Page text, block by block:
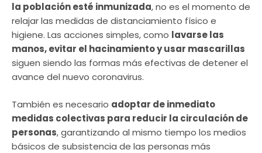
la población esté inmunizada, no es el momento de
relajar las medidas de distanciamiento físico e
higiene. Las acciones simples, como lavarse las
manos, evitar el hacinamiento y usar mascarillas
siguen siendo las formas más efectivas de detener el
avance del nuevo coronavirus.
También es necesario adoptar de inmediato
medidas colectivas para reducir la circulación de
personas, garantizando al mismo tiempo los medios
básicos de subsistencia de las personas más